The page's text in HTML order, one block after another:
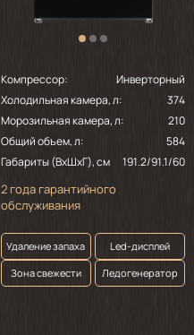
Компрессор:
Инверторный
Холодильная камера, л:
374
Морозильная камера, л:
210
Общий объем, л:
584
Габариты (ВхШхГ), см
191.2/91.1/60
2 года гарантийного
обслуживания
Удаление запаха
Led-дисплей
Зона свежести
Ледогенератор